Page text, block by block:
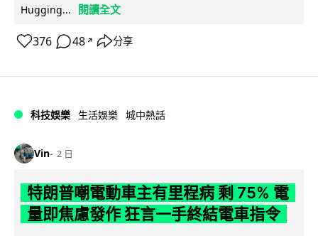
Hugging...
閱讀全文
376 48 ↗ 分享
科技娛樂 生活娛樂 城中熱話
Vin 2 日
特朗普嘲電動車主有里程病 剩 75% 電
量即焦慮發作 狂言一手終結電車指令